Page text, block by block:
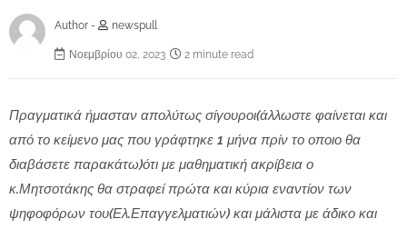
Author - newspull
Νοεμβρίου 02, 2023 2 minute read
Πραγματικά ήμασταν απολύτως σίγουροι(άλλωστε φαίνεται και
από το κείμενο μας που γράφτηκε 1 μήνα πρίν το οποιο θα
διαβάσετε παρακάτω)ότι με μαθηματική ακρίβεια ο
κ.Μητσοτάκης θα στραφεί πρώτα και κύρια εναντίον των
ψηφοφόρων του(Ελ.Επαγγελματιών) και μάλιστα με άδικο και